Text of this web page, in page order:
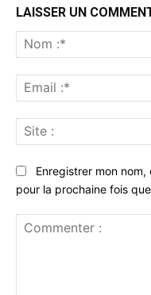
LAISSER UN
Enregistrer mon
pour la prochaine fois